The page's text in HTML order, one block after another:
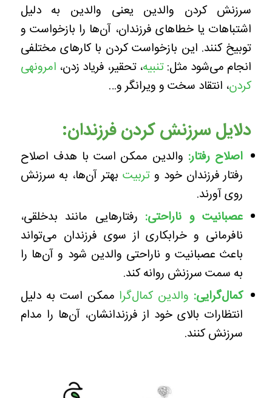
سرزنش کردن والدین یعنی والدین به دلیل
اشتباهات یا خطاهای فرزندان، آن‌ها را بازخواست و
توبیخ کنند. این بازخواست کردن با کارهای مختلفی
انجام می‌شود مثل:تنبیه، تحقیر، فریاد زدن، امرونهی
کردن، انتقاد سخت و ویرانگر و…
دلایل سرزنش کردن فرزندان:
اصلاح رفتار: والدین ممکن است با هدف اصلاح
رفتار فرزندان خود و تربیتبهتر آن‌ها، به سرزنش
روی آورند.
عصبانیت و ناراحتی: رفتارهایی مانند بدخلقی،
نافرمانی و خرابکاری از سوی فرزندان می‌تواند
باعث عصبانیت و ناراحتی والدین شود و آن‌ها را
به سمت سرزنش روانه کند.
کمال‌گرایی: والدین کمال‌گرا ممکن است به دلیل
انتظارات بالای خود از فرزندانشان، آن‌ها را مدام
سرزنش کنند.